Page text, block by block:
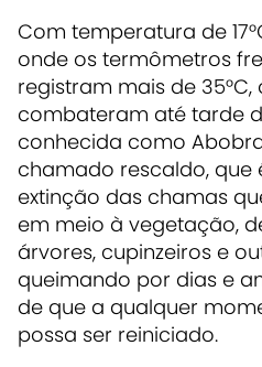
Com temperatura de
onde os termômetros
registram mais de
combateram até tarde
conhecida como
chamado rescaldo, que
extinção das chamas
em meio à vegetação,
árvores, cupinzeiros e
queimando por dias e
de que a qualquer
possa ser reiniciado.